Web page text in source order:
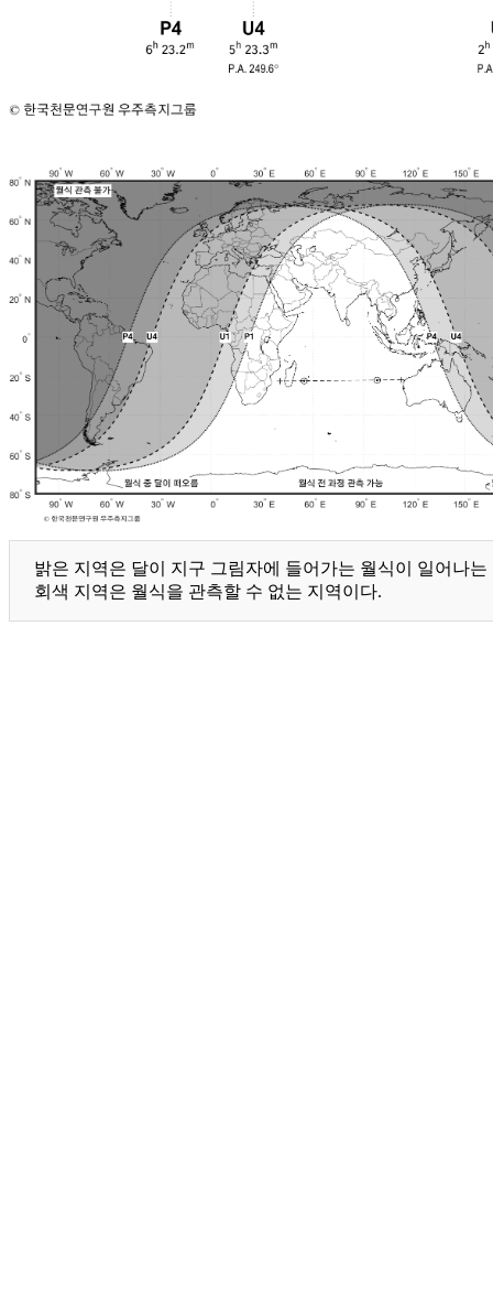
밝은 지역은 달이 지구 그림자에 들어가는 월식이 일어나
회색 지역은 월식을 관측할 수 없는 지역이다.